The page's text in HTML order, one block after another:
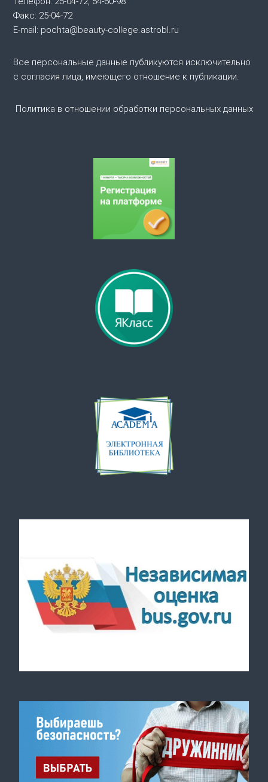
я
п
о
а
Факс: 25-04-72
E-mail: pochta@beauty-college.astrobl.ru
Все персональные данные публикуются исключительно
с согласия лица, имеющего отношение к публикации.
Политика в отношении обработки персональных данных